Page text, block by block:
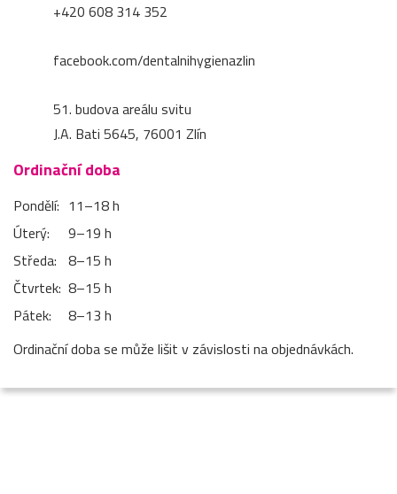
+420 608 314 352
facebook.com/dentalnihygienazlin
51. budova areálu svitu
J.A. Bati 5645, 76001 Zlín
Ordinační doba
Pondělí: 11–⁠18 h
Úterý:
9–⁠19 h
Středa: 8–⁠15 h
Čtvrtek: 8–⁠15 h
Pátek:
8–⁠13 h
Ordinační doba se může lišit v závislosti na objednávkách.